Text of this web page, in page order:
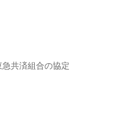
共済組合の協定